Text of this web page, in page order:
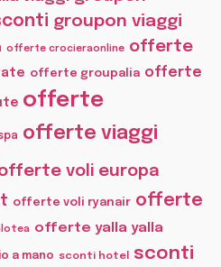
groupon viaggi
offerte crocieraonline offerte
offerte groupalia offerte
offerte
offerte viaggi
voli europa
offerte voli ryanair offerte
offerte yalla yalla
a mano sconti hotel
sconti